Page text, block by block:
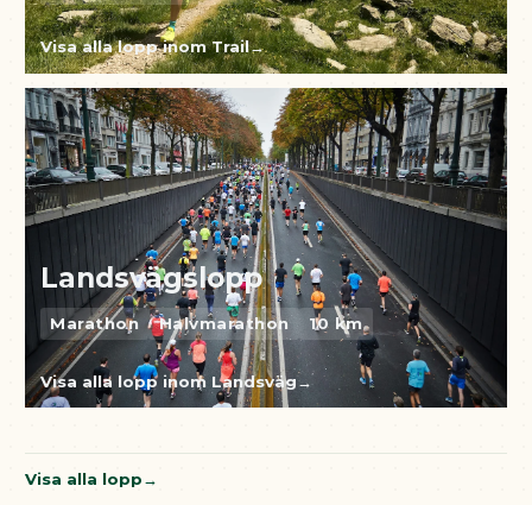
Visa alla lopp inom Trail
Landsvägslopp
Marathon Halvmarathon 10 km
Visa alla lopp inom Landsväg
Visa alla lopp